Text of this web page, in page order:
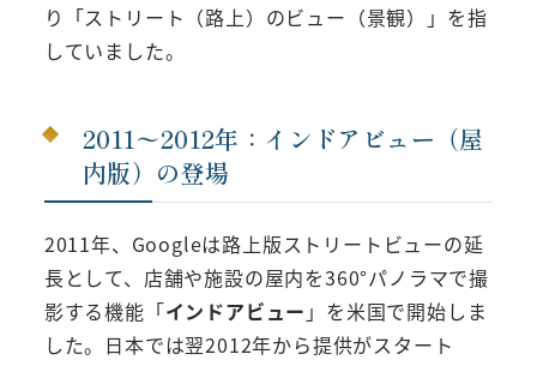
り「ストリート（路上）のビュー（景観）」を指
していました。
2011〜2012年：インドアビュー（屋
内版）の登場
2011年、Googleは路上版ストリートビューの延
長として、店舗や施設の屋内を360°パノラマで撮
影する機能「インドアビュー 」を米国で開始しま
した。日本では翌2012年から提供がスタート